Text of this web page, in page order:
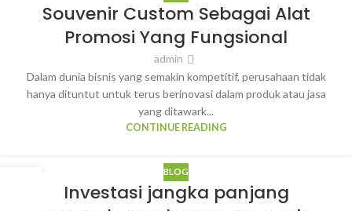
Souvenir Custom Sebagai Alat
Promosi Yang Fungsional
admin
Dalam dunia bisnis yang semakin kompetitif, perusahaan tidak
hanya dituntut untuk terus berinovasi dalam produk atau jasa
yang ditawark...
CONTINUE READING
BLOG
Investasi jangka panjang